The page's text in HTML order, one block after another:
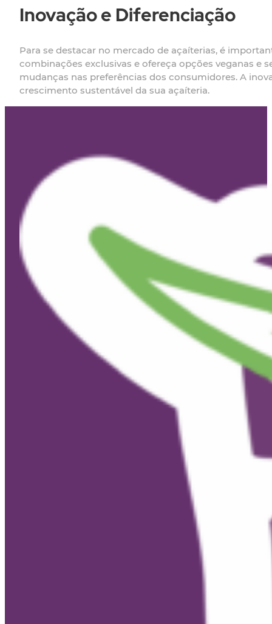
Inovação e Diferenciação
Para se destacar no mercado de açaíterias, é
combinações exclusivas e ofereça opções veganas e
mudanças nas preferências dos consumidores. A
crescimento sustentável da sua açaíteria.